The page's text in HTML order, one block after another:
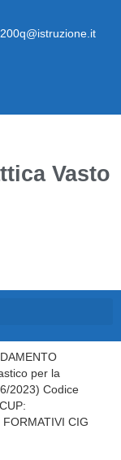
Vasto
per la
2023) Codice
CIG